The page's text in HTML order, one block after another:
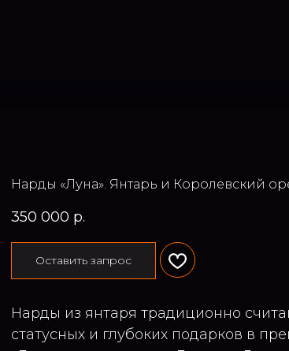
Нарды «Луна». Янтарь и Королевский
350 000 р.
Оставить запрос
Нарды из янтаря традиционно
статусных и глубоких подарков в